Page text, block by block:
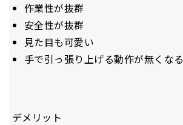
作業性が抜群
安全性が抜群
見た目も可愛い
手で引っ張り上げる動作が無くなる
デメリット